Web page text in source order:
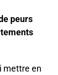
peurs
mettre en